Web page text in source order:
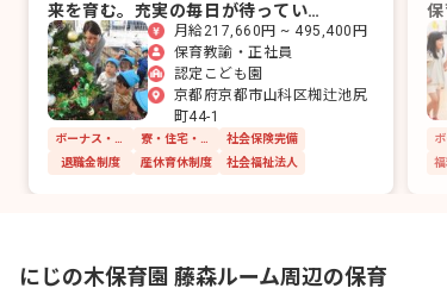
来を育む。充実の毎日が待っていま
す！
月給217,660円 ~ 495,400円
保育教諭・正社員
認定こども園
京都府京都市山科区椥辻池尻
町44-1
社会保険完備
退職金制度
産休育休制度 社会福祉法人 福
にじの木保育園 藤森ルーム周辺の保育